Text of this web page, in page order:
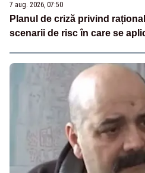
7 aug. 2026, 07:50
Planul de criză privind
scenarii de risc în care se